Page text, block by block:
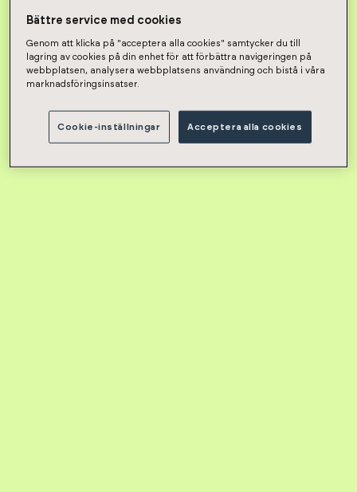
Bättre service med cookies
Genom att klicka på "acceptera alla cookies" samtycker du till
lagring av cookies på din enhet för att förbättra navigeringen på
webbplatsen, analysera webbplatsens användning och bistå i våra
marknadsföringsinsatser.
Cookie-inställningar Acceptera alla cookies